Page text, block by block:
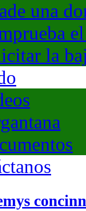
una
la